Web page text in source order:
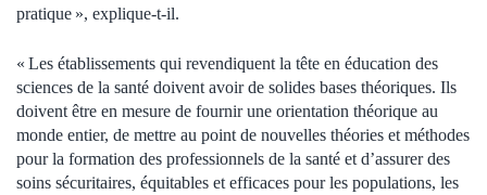
pratique », explique-t-il.
« Les établissements qui revendiquent la tête en éducation des
sciences de la santé doivent avoir de solides bases théoriques. Ils
doivent être en mesure de fournir une orientation théorique au
monde entier, de mettre au point de nouvelles théories et méthodes
pour la formation des professionnels de la santé et d’assurer des
soins sécuritaires, équitables et efficaces pour les populations, les